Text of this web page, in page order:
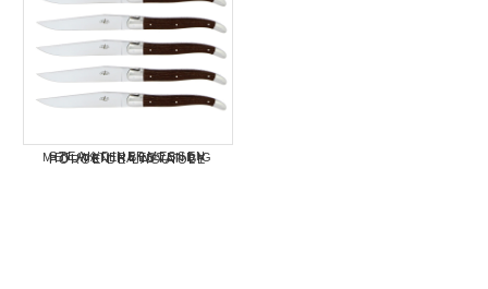
STEAK/DINERMESSEN MET WATERBESTENDIG HOUTEN HANDVAT BY FORGE DE LAGUIOLE